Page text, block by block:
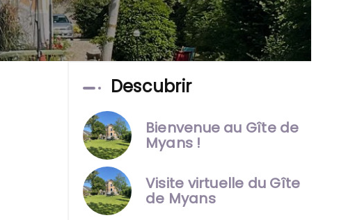
Descubrir
Bienvenue au Gîte de
Myans !
Visite virtuelle du Gîte
de Myans